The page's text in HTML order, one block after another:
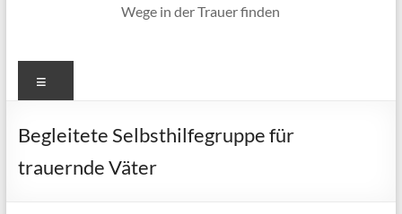
Wege in der Trauer finden
Begleitete Selbsthilfegruppe für
trauernde Väter